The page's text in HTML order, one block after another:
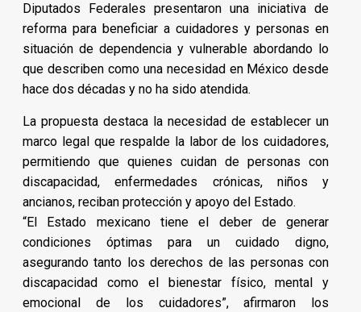
Diputados Federales presentaron una iniciativa de
reforma para beneficiar a cuidadores y personas en
situación de dependencia y vulnerable abordando lo
que describen como una necesidad en México desde
hace dos décadas y no ha sido atendida.
La propuesta destaca la necesidad de establecer un
marco legal que respalde la labor de los cuidadores,
permitiendo que quienes cuidan de personas con
discapacidad, enfermedades crónicas, niños y
ancianos, reciban protección y apoyo del Estado.
“El Estado mexicano tiene el deber de generar
condiciones óptimas para un cuidado digno,
asegurando tanto los derechos de las personas con
discapacidad como el bienestar físico, mental y
emocional de los cuidadores”, afirmaron los